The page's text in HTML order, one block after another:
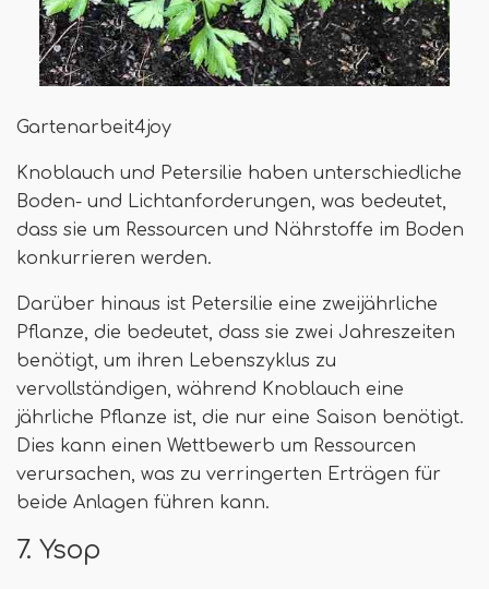
Gartenarbeit4joy
Knoblauch und Petersilie haben unterschiedliche
Boden- und Lichtanforderungen, was bedeutet,
dass sie um Ressourcen und Nährstoffe im Boden
konkurrieren werden.
Darüber hinaus ist Petersilie eine zweijährliche
Pflanze, die bedeutet, dass sie zwei Jahreszeiten
benötigt, um ihren Lebenszyklus zu
vervollständigen, während Knoblauch eine
jährliche Pflanze ist, die nur eine Saison benötigt.
Dies kann einen Wettbewerb um Ressourcen
verursachen, was zu verringerten Erträgen für
beide Anlagen führen kann.
7. Ysop